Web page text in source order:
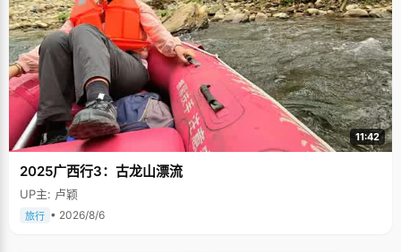
11:42
2025广西行3：古龙山漂流
UP主: 卢颖
旅行 • 2026/8/6